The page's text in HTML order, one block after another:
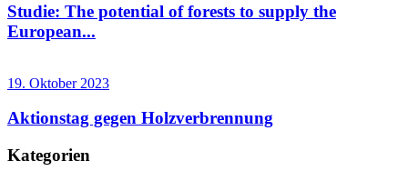
Studie: The potential of forests to supply the
European...
19. Oktober 2023
Aktionstag gegen Holzverbrennung
Kategorien